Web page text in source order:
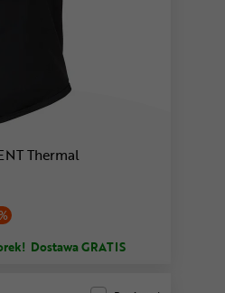
Thermal
Dostawa GRATIS